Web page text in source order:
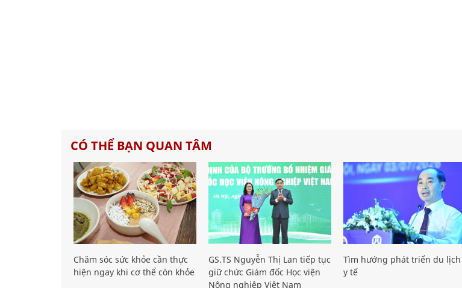
CÓ THỂ BẠN QUAN TÂM
Chăm sóc sức khỏe cần thực
hiện ngay khi cơ thể còn khỏe
GS.TS Nguyễn Thị Lan tiếp tục
giữ chức Giám đốc Học viện
Nông nghiệp Việt Nam
Tìm hướng phát triển du lịch
y tế